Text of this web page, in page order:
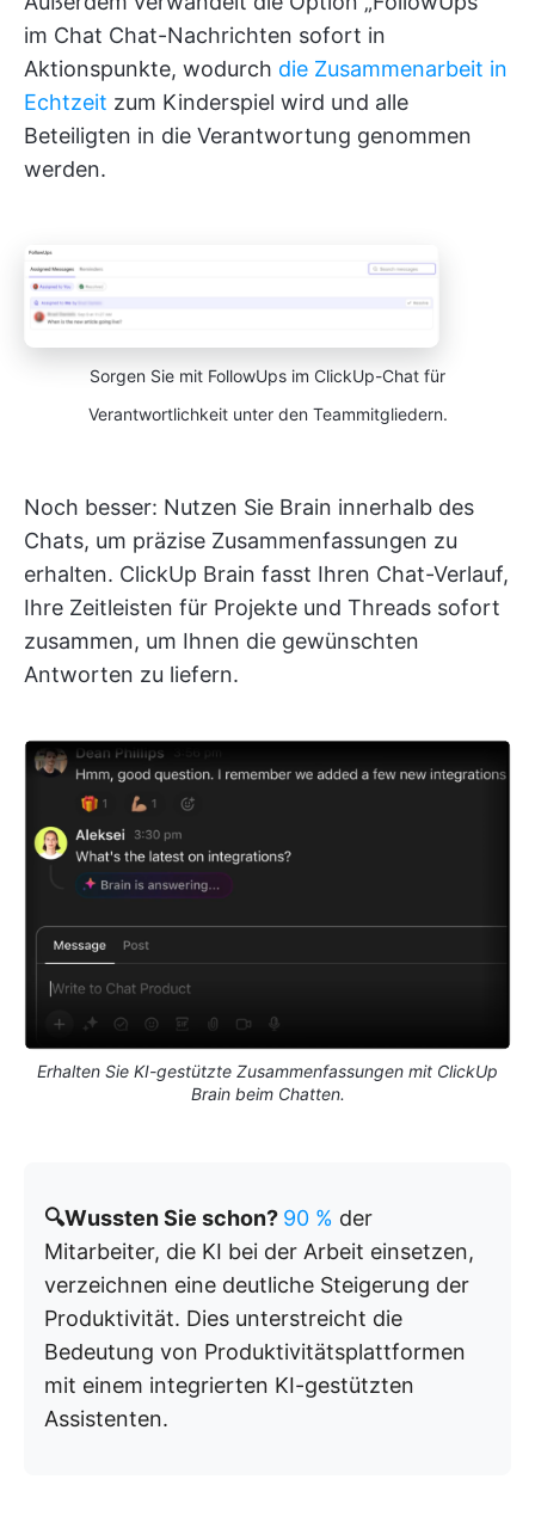
im Chat Chat-Nachrichten sofort in
Aktionspunkte, wodurch die Zusammenarbeit in
Echtzeit zum Kinderspiel wird und alle
Beteiligten in die Verantwortung genommen
werden.
Sorgen Sie mit FollowUps im ClickUp-Chat für
Verantwortlichkeit unter den Teammitgliedern.
Noch besser: Nutzen Sie Brain innerhalb des
Chats, um präzise Zusammenfassungen zu
erhalten. ClickUp Brain fasst Ihren Chat-Verlauf,
Ihre Zeitleisten für Projekte und Threads sofort
zusammen, um Ihnen die gewünschten
Antworten zu liefern.
Erhalten Sie KI-gestützte Zusammenfassungen mit ClickUp
Brain beim Chatten.
🔍Wussten Sie schon? 90 % der
Mitarbeiter, die KI bei der Arbeit einsetzen,
verzeichnen eine deutliche Steigerung der
Produktivität. Dies unterstreicht die
Bedeutung von Produktivitätsplattformen
mit einem integrierten KI-gestützten
Assistenten.